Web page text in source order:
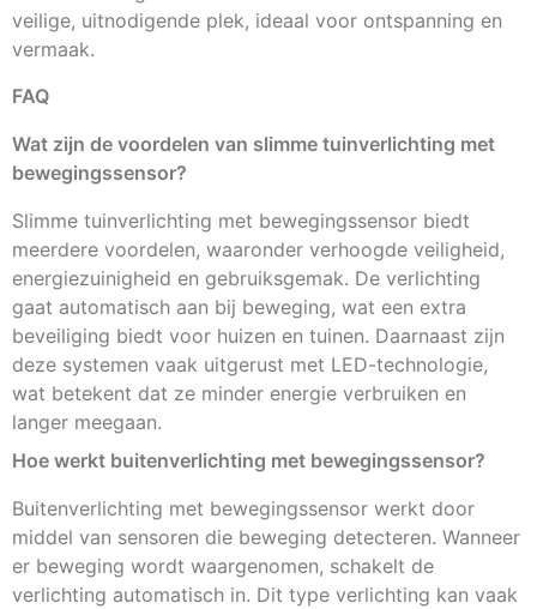
veilige, uitnodigende plek, ideaal voor ontspanning en
vermaak.
FAQ
Wat zijn de voordelen van slimme tuinverlichting met
bewegingssensor?
Slimme tuinverlichting met bewegingssensor biedt
meerdere voordelen, waaronder verhoogde veiligheid,
energiezuinigheid en gebruiksgemak. De verlichting
gaat automatisch aan bij beweging, wat een extra
beveiliging biedt voor huizen en tuinen. Daarnaast zijn
deze systemen vaak uitgerust met LED-technologie,
wat betekent dat ze minder energie verbruiken en
langer meegaan.
Hoe werkt buitenverlichting met bewegingssensor?
Buitenverlichting met bewegingssensor werkt door
middel van sensoren die beweging detecteren. Wanneer
er beweging wordt waargenomen, schakelt de
verlichting automatisch in. Dit type verlichting kan vaak